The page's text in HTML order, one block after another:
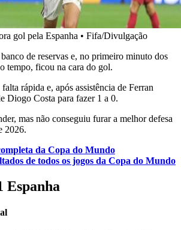
gol pela Espanha • Fifa/Divulgação
de reservas e, no primeiro minuto dos
tempo, ficou na cara do gol.
rápida e, após assistência de Ferran
Diogo Costa para fazer 1 a 0.
mas não conseguiu furar a melhor defesa
2026.
da Copa do Mundo
de todos os jogos da Copa do Mundo
Espanha